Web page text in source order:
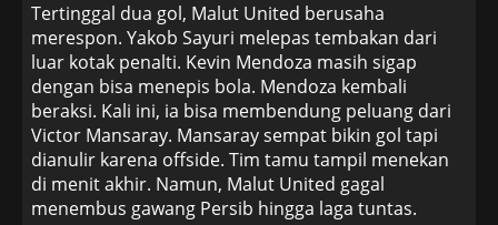
Tertinggal dua gol, Malut United berusaha
merespon. Yakob Sayuri melepas tembakan dari
luar kotak penalti. Kevin Mendoza masih sigap
dengan bisa menepis bola. Mendoza kembali
beraksi. Kali ini, ia bisa membendung peluang dari
Victor Mansaray. Mansaray sempat bikin gol tapi
dianulir karena offside. Tim tamu tampil menekan
di menit akhir. Namun, Malut United gagal
menembus gawang Persib hingga laga tuntas.